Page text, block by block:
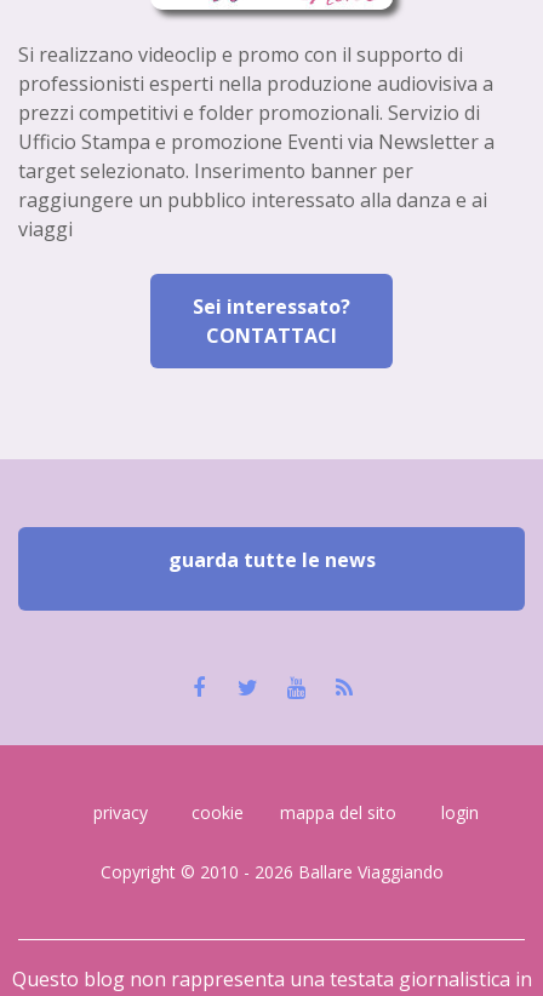
Si realizzano videoclip e promo con il supporto di
professionisti esperti nella produzione audiovisiva a
prezzi competitivi e folder promozionali. Servizio di
Ufficio Stampa e promozione Eventi via Newsletter a
target selezionato. Inserimento banner per
raggiungere un pubblico interessato alla danza e ai
viaggi
Sei interessato?
CONTATTACI
guarda tutte le news
privacy cookie mappa del sito login
Copyright © 2010 - 2026 Ballare Viaggiando
Questo blog non rappresenta una testata giornalistica in